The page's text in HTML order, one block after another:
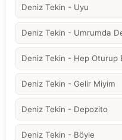
Deniz Tekin - Uyu
Deniz Tekin - Umrumda
Deniz Tekin - Hep Oturup
Deniz Tekin - Gelir Miyim
Deniz Tekin - Depozito
Deniz Tekin - Böyle